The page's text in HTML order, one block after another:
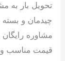
تحویل بار به
چیدمان و
مشاوره
قیمت مناسب و